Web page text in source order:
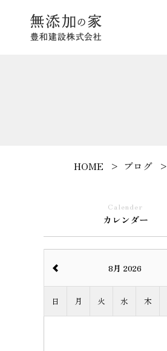
HOME ブログ
Calender
カレンダー
8月 2026
日 月 火 水 木